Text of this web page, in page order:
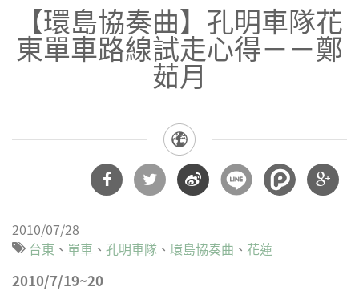
【環島協奏曲】孔明車隊花
東單車路線試走心得－－鄭
茹月
到
Facebook
到
到微
2010/07/28
台東
單車 孔明車隊 環島協奏曲 花蓮
2010/7/19~20